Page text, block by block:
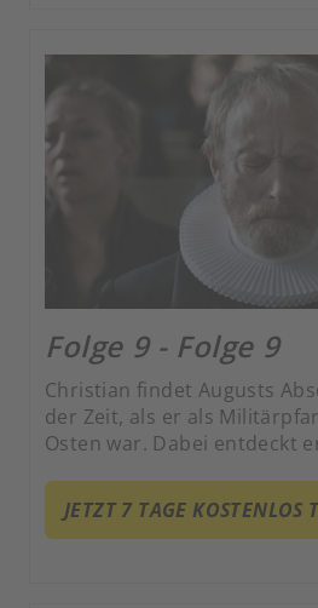
Folge 9 - Folge 9
Christian findet Augusts
der Zeit, als er als
Osten war. Dabei entdeckt
dahin etwas wusste.
JETZT 7 TAGE KOSTENLOS